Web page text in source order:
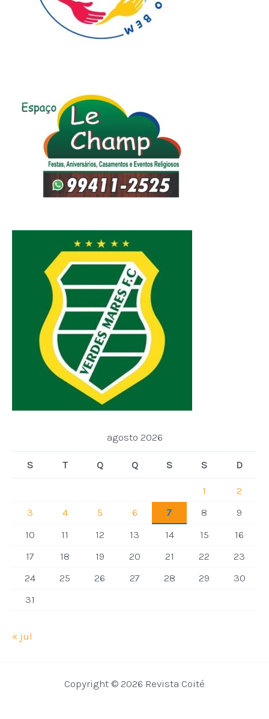
agosto 2026
S T Q Q S S D
1
2
3
4 5 6 7 8
9
10
11 12 13 14 15
16
17
18 19 20 21 22
23
24
25 26 27 28 29
30
31
« jul
Copyright © 2026 Revista Coité